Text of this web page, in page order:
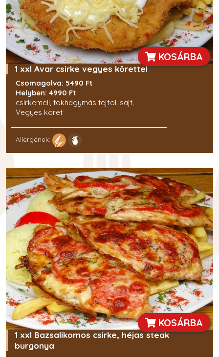
KOSÁRBA
1 xxl Avar csirke vegyes körettel
Csomagolva: 5490 Ft
Helyben: 4990 Ft
csirkemell, fokhagymás tejföl, sajt,
Vegyes köret
Allergének:
KOSÁRBA
1 xxl Bazsalikomos csirke, héjas steak
burgonya